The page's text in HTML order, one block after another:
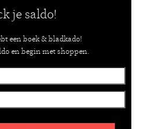
je saldo!
een boek & bladkado!
en begin met shoppen.